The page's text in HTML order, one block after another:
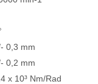
0,3 mm
0,2 mm
x 10³ Nm/Rad